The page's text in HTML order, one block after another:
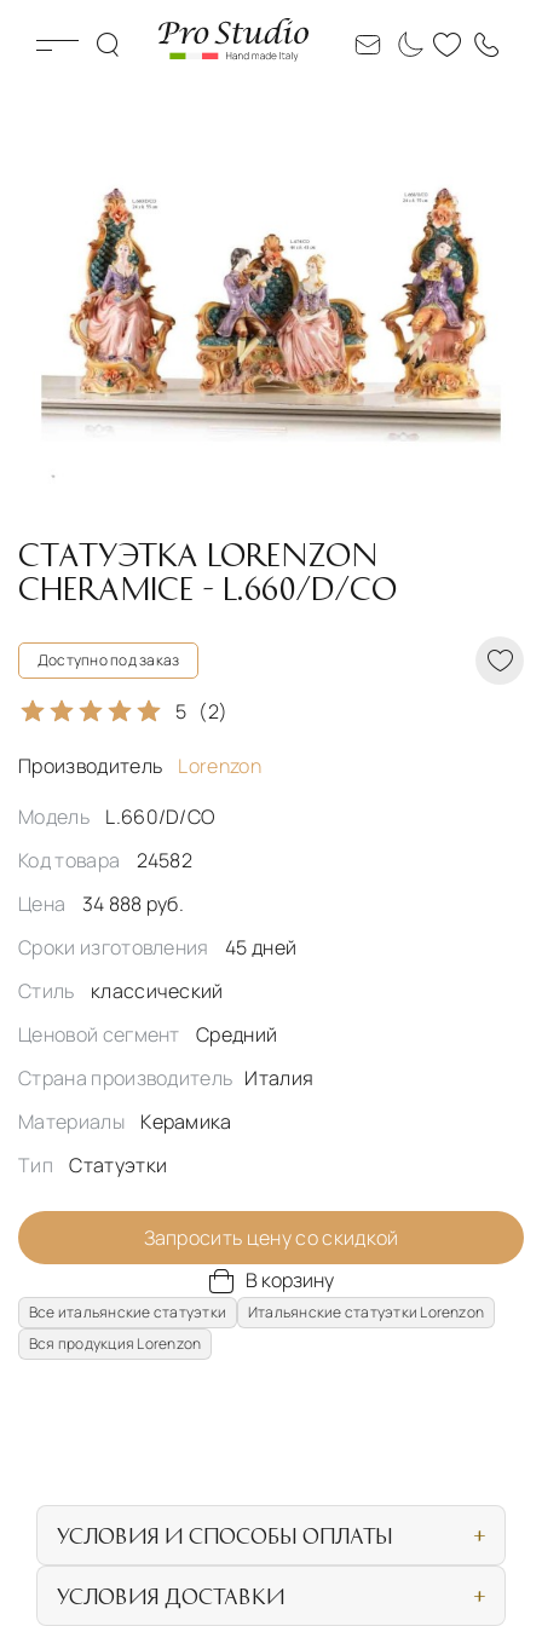
СТАТУЭТКА LORENZON
CHERAMICE - L.660/D/CO
Доступно под заказ
5 (2)
Производитель
Lorenzon
Модель
L.660/D/CO
Код товара
24582
Цена
34 888 руб.
Сроки изготовления
45 дней
Стиль
классический
Ценовой сегмент
Средний
Страна производитель Италия
Материалы
Керамика
Тип
Статуэтки
Запросить цену со скидкой
В корзину
Все итальянские статуэтки
Итальянские статуэтки Lorenzon
Вся продукция Lorenzon
УСЛОВИЯ И СПОСОБЫ ОПЛАТЫ
личном посещении нашего салона
УСЛОВИЯ ДОСТАВКИ